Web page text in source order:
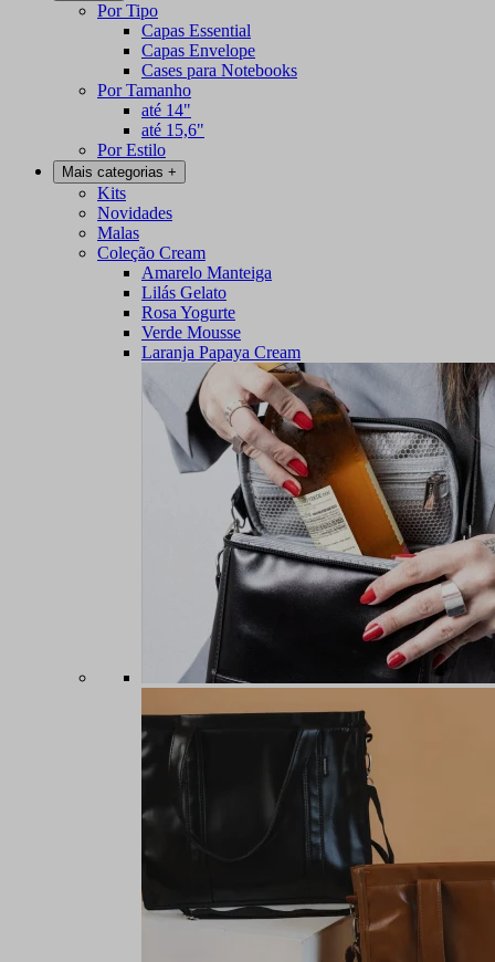
Por Tipo
Capas Essential
Capas Envelope
Cases para Notebooks
Por Tamanho
até 14"
até 15,6"
Por Estilo
Mais categorias +
Kits
Novidades
Malas
Coleção Cream
Amarelo Manteiga
Lilás Gelato
Rosa Yogurte
Verde Mousse
Laranja Papaya Cream